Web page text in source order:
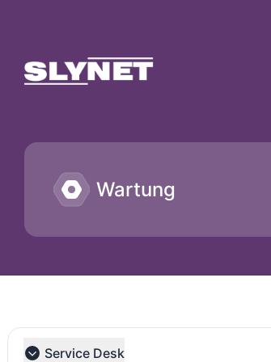
Wartung
Service Desk